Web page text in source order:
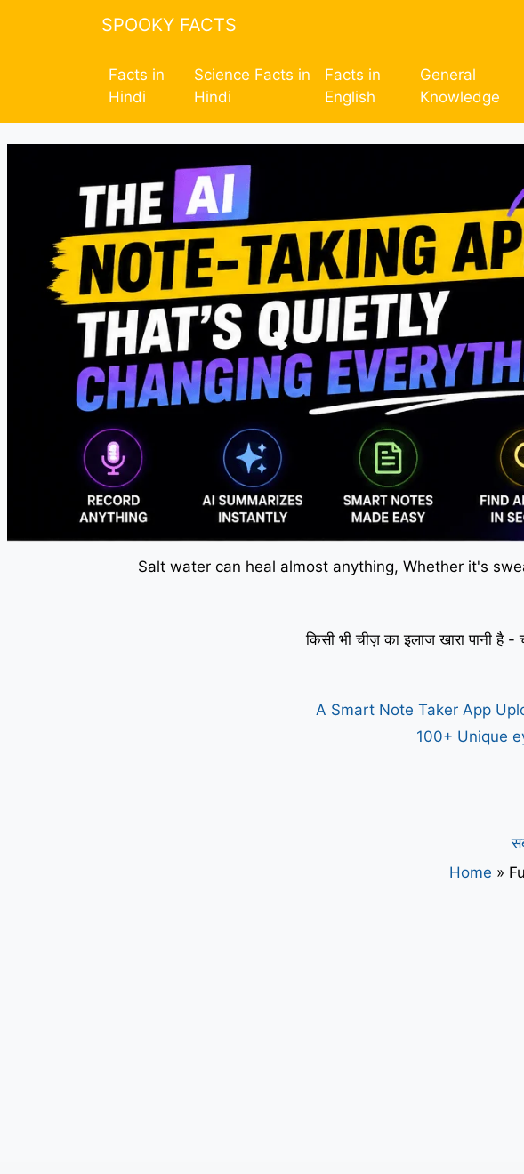
SPOOKY FACTS
Facts in
Hindi
Science Facts in
Hindi
Facts in
English
General
Knowledge
Salt water can heal almost anything, Whether it's
किसी भी चीज़ का इलाज खारा पानी है
A Smart Note Taker App
100+ Unique
Home »